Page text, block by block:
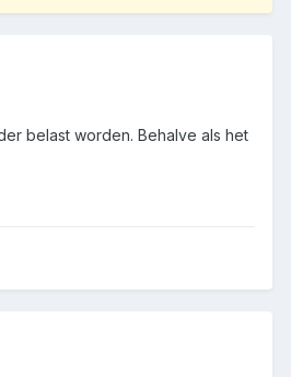
belast worden. Behalve als het